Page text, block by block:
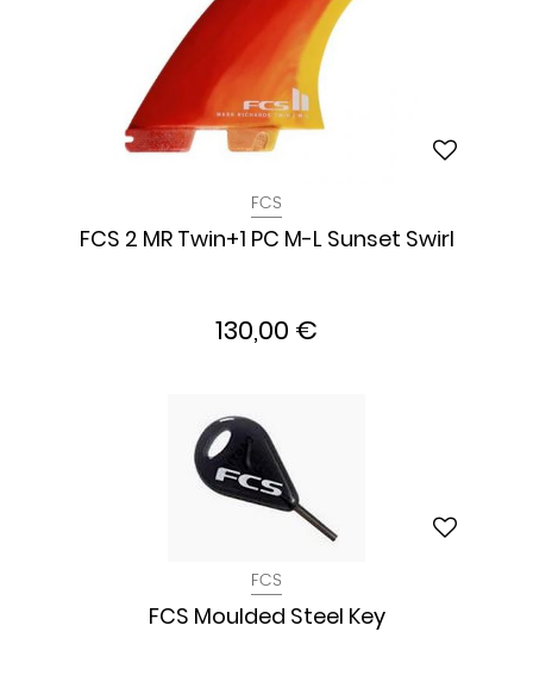
FCS
FCS 2 MR Twin+1 PC M-L Sunset Swirl
130,00 €
FCS
FCS Moulded Steel Key